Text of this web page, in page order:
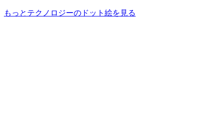
もっとテクノロジーのドット絵を見る